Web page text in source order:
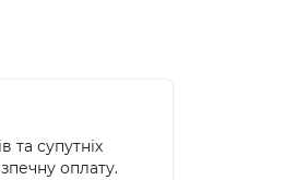
та супутніх
оплату.